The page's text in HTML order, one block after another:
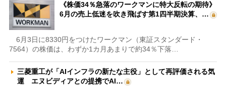
《株価34％急落のワークマンに特大反転の期待》
6月の売上低迷を吹き飛ばす第1四半期決算、…
6月3日に8330円をつけたワークマン（東証スタンダード・
7564）の株価は、わずか1カ月あまりで約34％下落…
三菱重工が「AIインフラの新たな主役」として再評価される気
運 エヌビディアとの提携でAI…